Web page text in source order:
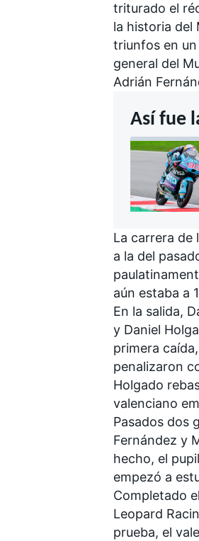
triturado el
la historia del
triunfos en
general del
Adrián
Así fue
La carrera de
a la del
aún estaba a
En la salida,
y Daniel
primera
penalizaron
Holgado
valenciano
Pasados dos
Fernández y
hecho, el
empezó a
Completado
Leopard
prueba, el